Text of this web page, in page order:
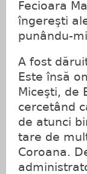
Fecioara
îngereşti
punându-
A fost
Este însă
Miceşti, de
cercetând
de atunci
tare de
Coroana.